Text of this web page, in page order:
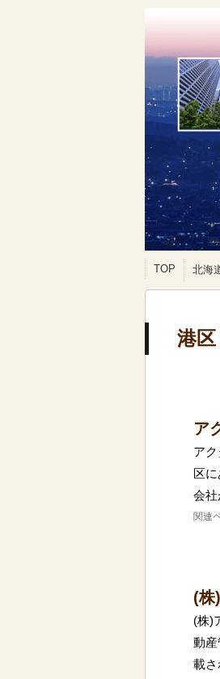
TOP 北海
港
ア
ア
区
会
関連
(株
(株)
動
載さ